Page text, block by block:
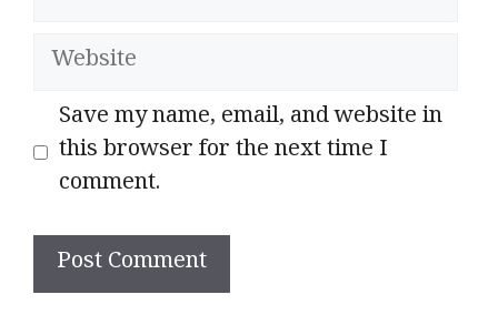
Website
Save my name, email, and website in
this browser for the next time I
comment.